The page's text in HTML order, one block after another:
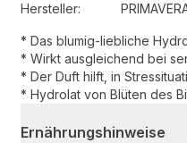
Hersteller:
* Das blumig-liebliche
* Wirkt ausgleichend bei
* Der Duft hilft, in
* Hydrolat von Blüten des
Ernährungshinweise